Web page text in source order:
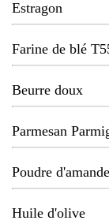
Estragon
Farine de blé
Beurre doux
Parmesan
Poudre d'amande
Huile d'olive